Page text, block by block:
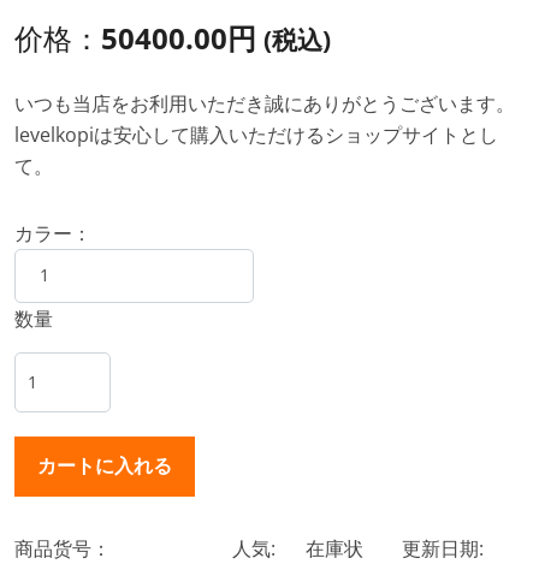
价格： 50400.00円 (税込)
いつも当店をお利用いただき誠にありがとうございます。
levelkopiは安心して購入いただけるショップサイトとし
て。
カラー：
数量
商品货号：
人気:
在庫状
更新日期: